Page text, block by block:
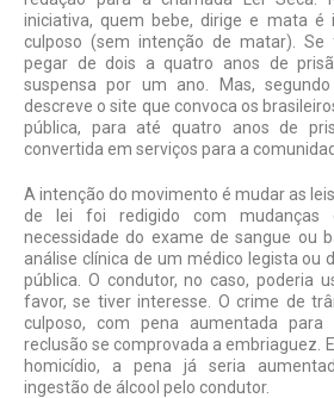
iniciativa, quem bebe, dirige e mata é
culposo (sem intenção de matar).
pegar de dois a quatro anos de
suspensa por um ano. Mas,
descreve o site que convoca os
pública, para até quatro anos de
convertida em ser­viços para a
A intenção do movimento é mudar as
de lei foi redi­gido com mudanças
necessidade do exame de sangue ou
análise clínica de um médico legista ou
pública. O condutor, no caso, poderia
favor, se tiver interesse. O crime de
culpo­so, com pena aumentada
reclusão se comprovada a embria­guez.
homicídio, a pena já seria
ingestão de álcool pelo condutor.